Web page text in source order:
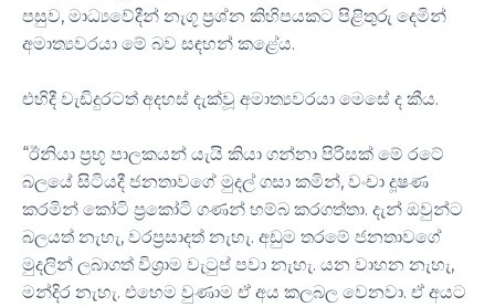
පසුව, මාධ්‍යවේදීන් නැගූ ප්‍රශ්න කිහිපයකට පිළිතුරු දෙමින්
අමාත්‍යවරයා මේ බව සඳහන් කළේය.
එහිදී වැඩිදුරටත් අදහස් දැක්වූ අමාත්‍යවරයා මෙසේ ද කීය.
“ඊනියා ප්‍රභූ පාලකයන් යැයි කියා ගන්නා පිරිසක් මේ රටේ
බලයේ සිටියදී ජනතාවගේ මුදල් ගසා කමින්, වංචා දූෂණ
කරමින් කෝටි ප්‍රකෝටි ගණන් හම්බ කරගත්තා. දැන් ඔවුන්ට
බලයත් නැහැ, වරප්‍රසාදත් නැහැ. අඩුම තරමේ ජනතාවගේ
මුදලින් ලබාගත් විශ්‍රාම වැටුප් පවා නැහැ. යන වාහන නැහැ,
මන්දිර නැහැ. එහෙම වුණාම ඒ අය කලබල වෙනවා. ඒ අයට